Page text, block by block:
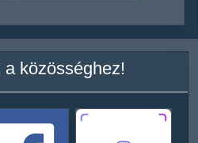
közösséghez!